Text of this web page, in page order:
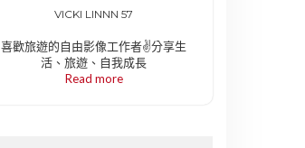
VICKI LINNN 57
喜歡旅遊的自由影像工作者✌️分享生
活、旅遊、自我成長
Read more